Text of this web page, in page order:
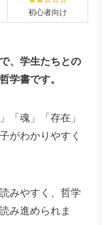
初心者向け
、学生たちとの
学書です。
「魂」「存在」
がわかりやすく
みやすく、哲学
み進められま